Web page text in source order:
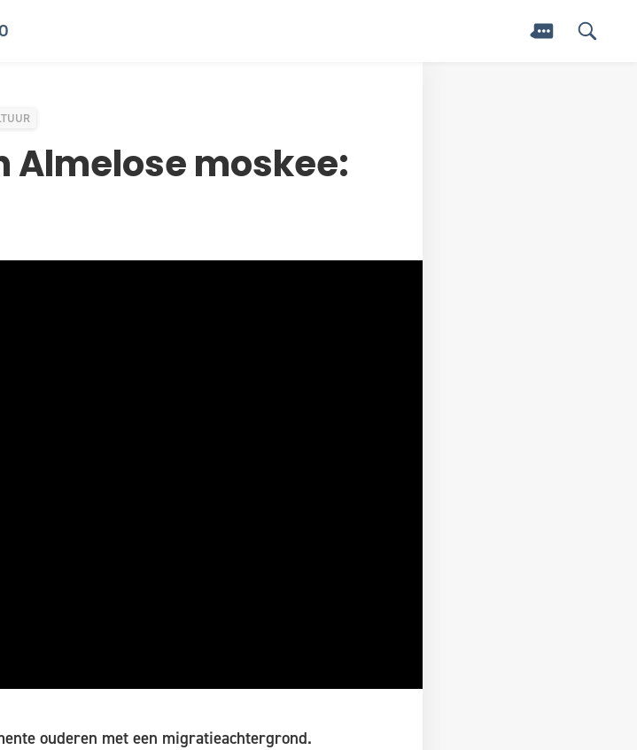
Almelose moskee:
ouderen met een migratieachtergrond.